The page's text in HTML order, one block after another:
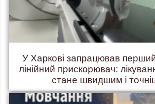
У Харкові запрацював
лінійний прискорювач:
стане швидшим і